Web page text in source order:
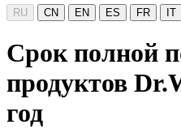
RU CN EN ES FR IT
Срок полной
продуктов
год